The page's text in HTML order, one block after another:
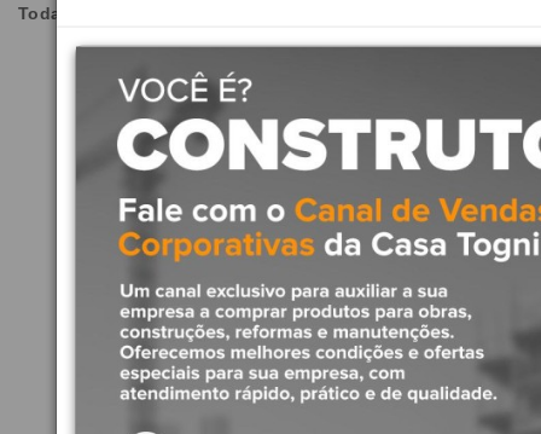
Todas as imagens são meramente ilustrativas.
Produtos Relacionados